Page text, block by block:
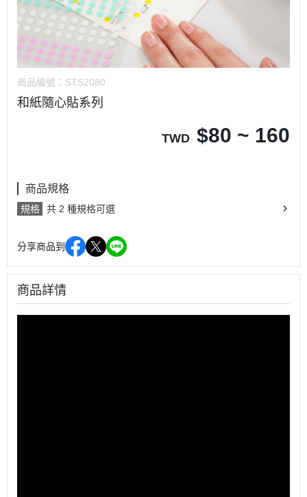
商品編號： STS2080
和紙隨心貼系列
TWD $80 ~ 160
商品規格
規格 共 2 種規格可選
分享商品到
商品詳情